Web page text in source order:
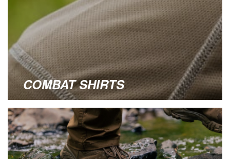
COMBAT SHIRTS